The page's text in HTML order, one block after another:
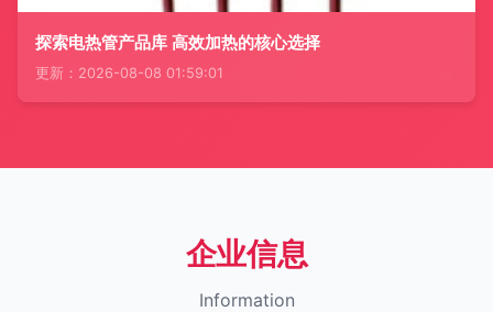
探索电热管产品库 高效加热的核心选择
更新：2026-08-08 01:59:01
企业信息
Information